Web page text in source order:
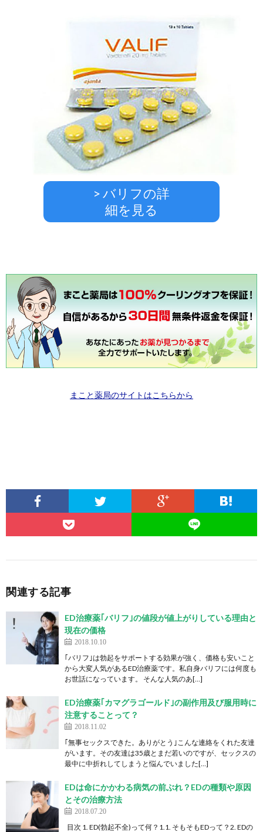
> バリフの詳
細を見る
まこと薬局のサイトはこちらから
関連する記事
ED治療薬｢バリフ｣の値段が値上がりしている理由と
現在の価格
2018.10.10
｢バリフ｣は勃起をサポートする効果が強く、価格も安いこと
から大変人気があるED治療薬です。私自身バリフには何度も
お世話になっています。 そんな人気のあ[…]
ED治療薬｢カマグラゴールド｣の副作用及び服用時に
注意することって？
2018.11.02
｢無事セックスできた。ありがとう｣こんな連絡をくれた友達
がいます。その友達は35歳とまだ若いのですが、セックスの
最中に中折れしてしまうと悩んでいました[…]
EDは命にかかわる病気の前ぶれ？EDの種類や原因
とその治療方法
2018.07.20
目次 1. ED(勃起不全)って何？1.1. そもそもEDって？2. EDの